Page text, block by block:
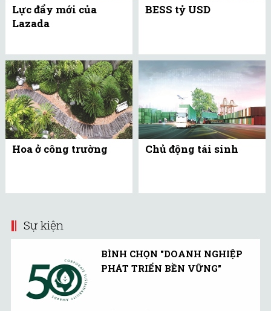
Lực đẩy mới của
Lazada
BESS tỷ USD
Hoa ở công trường Chủ động tái sinh
Sự kiện
BÌNH CHỌN "DOANH NGHIỆP
PHÁT TRIỂN BỀN VỮNG"